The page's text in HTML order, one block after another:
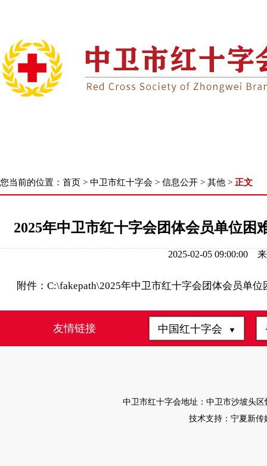
您当前的位置： 首页 > 中卫市红十字会 > 信息公开 > 其他 > 正文
2025年中卫市红十字会团体会员单位困
2025-02-05 09:00:00
附件： C:\fakepath\2025年中卫市红十字会团体会员单
友情链接 中国红十字会 ▼
中卫市红十字会地址：中卫市沙坡头
技术支持：宁夏新传